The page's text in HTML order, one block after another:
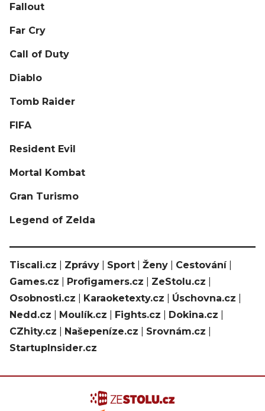
Fallout
Far Cry
Call of Duty
Diablo
Tomb Raider
FIFA
Resident Evil
Mortal Kombat
Gran Turismo
Legend of Zelda
Tiscali.cz Zprávy Sport Ženy Cestování|
Games.cz
Profigamers.cz ZeStolu.cz
Osobnosti.cz
Karaoketexty.cz Úschovna.cz
Nedd.cz
Moulík.cz Fights.cz Dokina.cz
CZhity.cz
Našepeníze.cz Srovnám.cz
StartupInsider.cz